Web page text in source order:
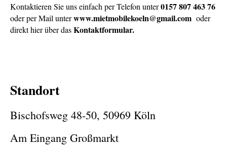
Kontaktieren Sie uns einfach per Telefon unter0157 807 463 76
oder per Mail unterwww.mietmobilekoeln@gmail.com oder
direkt hier über dasKontaktformular.
Standort
Bischofsweg 48-50, 50969 Köln
Am Eingang Großmarkt